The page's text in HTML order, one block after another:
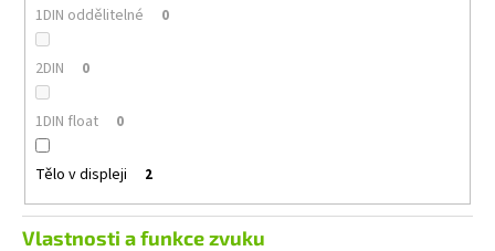
1DIN oddělitelné 0
2DIN 0
1DIN float 0
Tělo v displeji 2
Vlastnosti a funkce zvuku